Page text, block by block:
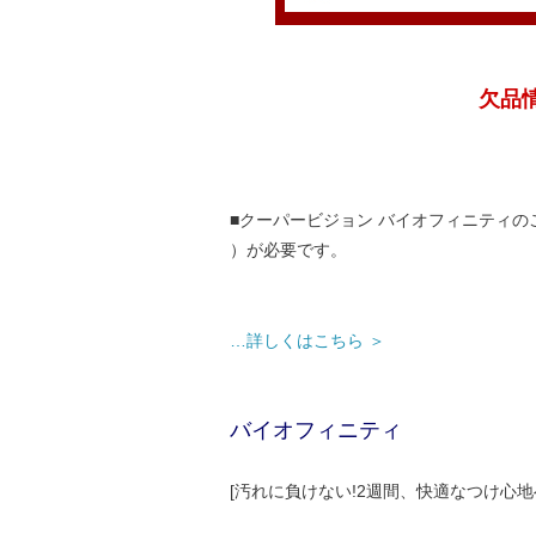
欠品
■クーパービジョン バイオフィニティ
）が必要です。
…詳しくはこちら ＞
バイオフィニティ
[汚れに負けない!2週間、快適なつけ心